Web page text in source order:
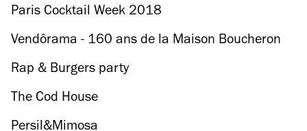
Paris Cocktail Week 2018
Vendôrama - 160 ans de la Maison Boucheron
Rap & Burgers party
The Cod House
Persil&Mimosa